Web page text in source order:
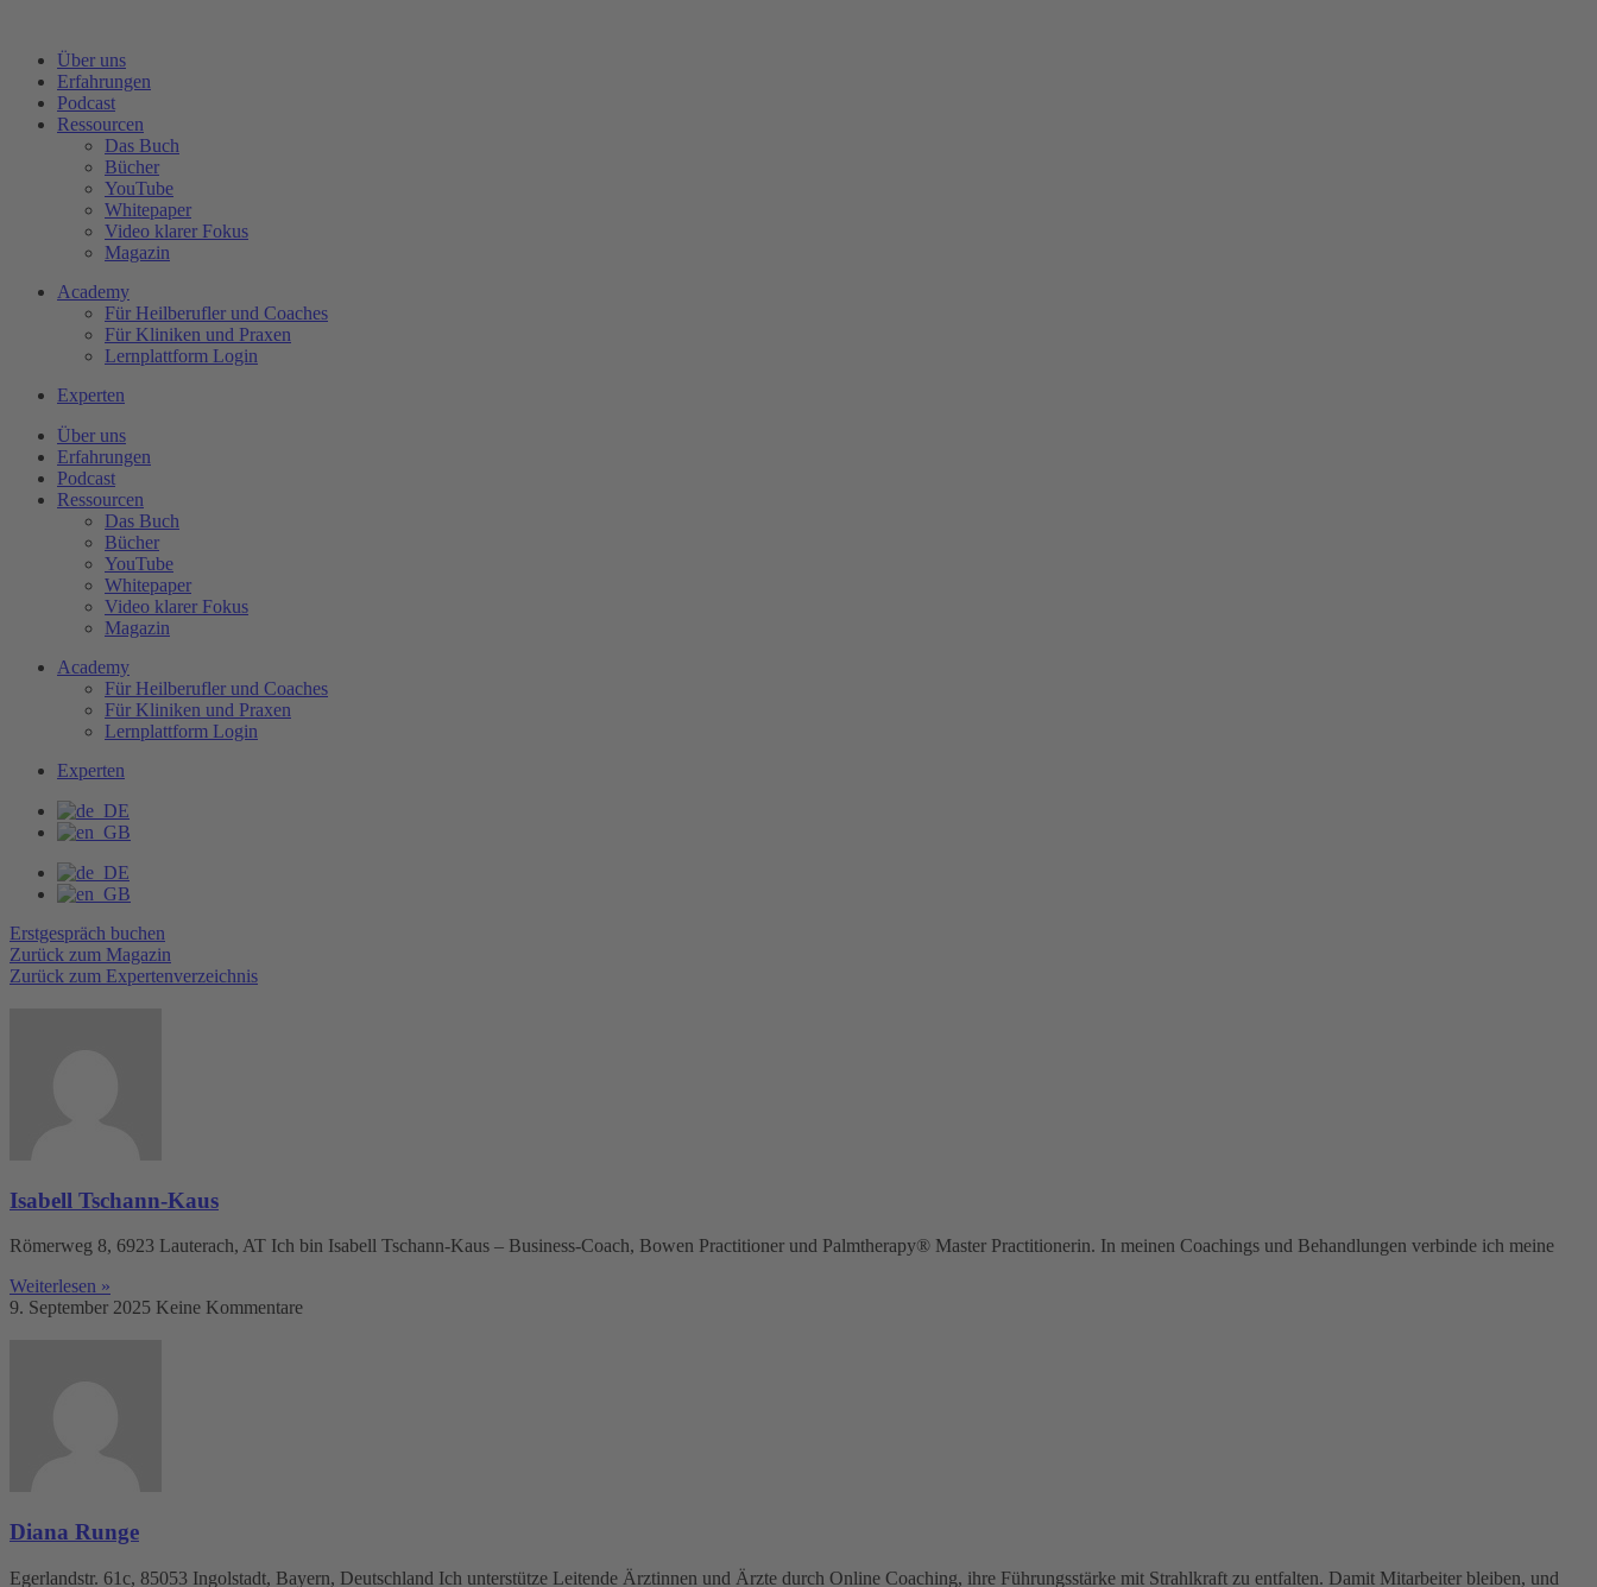
wechselnÜber uns
Erfahrungen
Podcast
Ressourcen
Das Buch
Bücher
YouTube
Whitepaper
Video klarer Fokus
Magazin
Academy
Für Heilberufler und Coaches
Für Kliniken und Praxen
Lernplattform Login
Experten
Über uns
Erfahrungen
Podcast
Ressourcen
Das Buch
Bücher
YouTube
Whitepaper
Video klarer Fokus
Magazin
Academy
Für Heilberufler und Coaches
Für Kliniken und Praxen
Lernplattform Login
Experten
Erstgespräch buchen
Zurück zum Magazin
Zurück zum Expertenverzeichnis
Isabell Tschann-Kaus
Römerweg 8, 6923 Lauterach, AT Ich bin Isabell Tschann-Kaus – Business-Coach, Bowen Practitioner und Palmtherapy® Master Practitionerin. In meinen Coachings und Behandlungen verbinde ich meine
Weiterlesen »
9. September 2025 Keine Kommentare
Diana Runge
Egerlandstr. 61c, 85053 Ingolstadt, Bayern, Deutschland Ich unterstütze Leitende Ärztinnen und Ärzte durch Online Coaching, ihre Führungsstärke mit Strahlkraft zu entfalten. Damit Mitarbeiter bleiben, und